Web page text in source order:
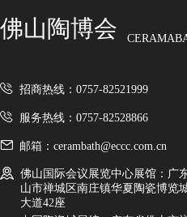
多元功能材料？
10月18日，来第
（佛山）陶博会
城展馆👉 高精
——全球前沿技
佛山陶博会
招商热线：0757-82521999
服务热线：0757-82528866
邮箱：cerambath@eccc.com.cn
佛山国际会议展览中心展馆：广
山市禅城区南庄镇华夏陶瓷博览
大道42座